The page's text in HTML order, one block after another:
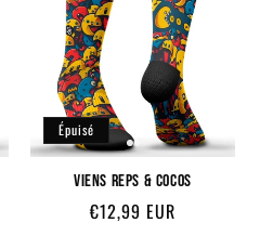
Épuisé
VIENS REPS & COCOS
Prix
€12,99 EUR